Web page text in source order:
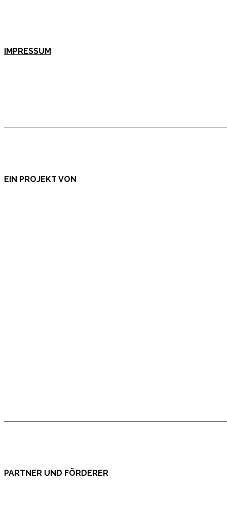
IMPRESSUM
EIN PROJEKT VON
PARTNER UND FÖRDERER